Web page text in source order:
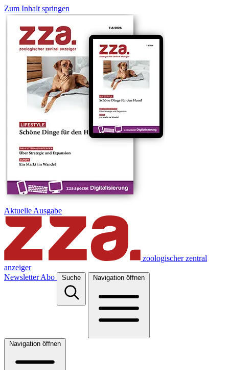
Zum Inhalt springen
Aktuelle Ausgabe
zoologischer zentral
anzeiger
Newsletter Abo Suche Navigation öffnen
Navigation öffnen